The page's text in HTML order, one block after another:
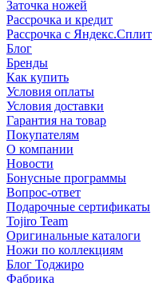
Заточка ножей
Рассрочка и кредит
Рассрочка с Яндекс.Сплит
Блог
Бренды
Как купить
Условия оплаты
Условия доставки
Гарантия на товар
Покупателям
О компании
Новости
Бонусные программы
Вопрос-ответ
Подарочные сертификаты
Tojiro Team
Оригинальные каталоги
Ножи по коллекциям
Блог Тоджиро
Фабрика